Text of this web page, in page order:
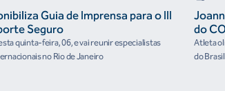
Guia de Imprensa para o III
Seguro
quinta-feira, 06, e vai reunir especialistas
no Rio de Janeiro
do
Atleta
do